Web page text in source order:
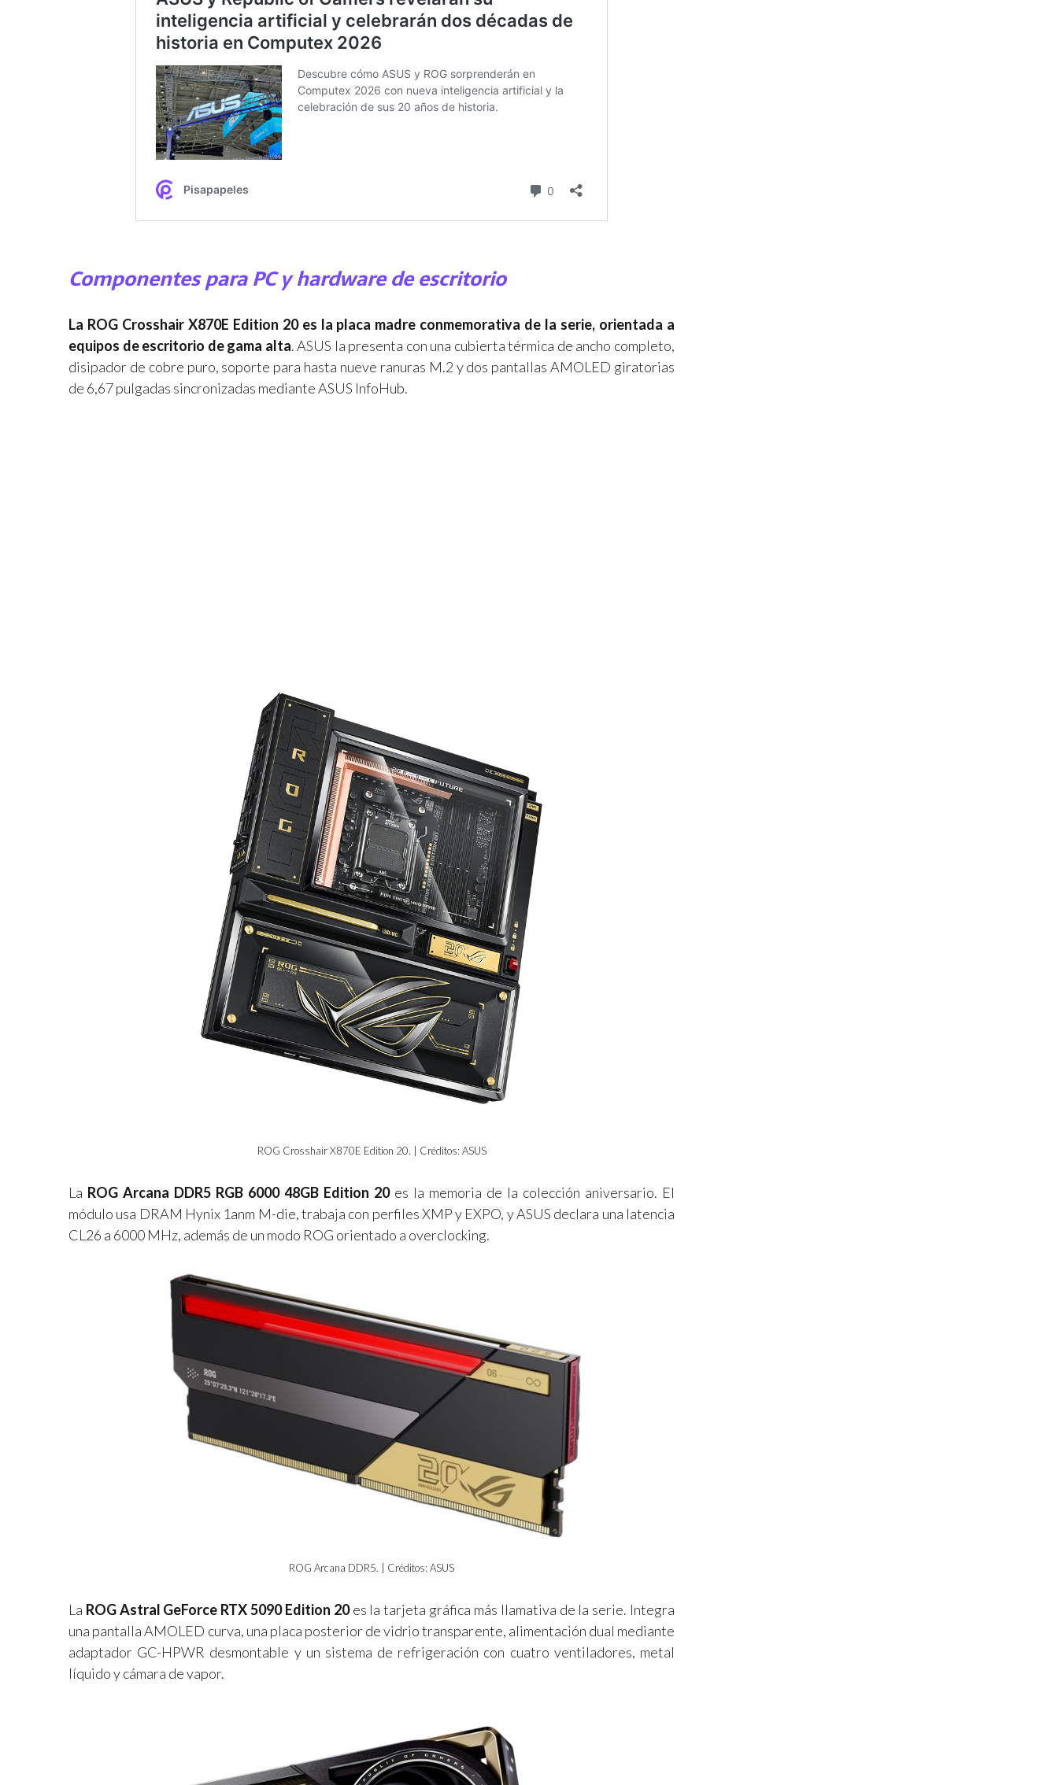
Componentes para PC y hardware de escritorio
La ROG Crosshair X870E Edition 20 es la placa madre conmemorativa de la serie, orientada a
equipos de escritorio de gama alta. ASUS la presenta con una cubierta térmica de ancho completo,
disipador de cobre puro, soporte para hasta nueve ranuras M.2 y dos pantallas AMOLED giratorias
de 6,67 pulgadas sincronizadas mediante ASUS InfoHub.
ROG Crosshair X870E Edition 20. | Créditos: ASUS
La ROG Arcana DDR5 RGB 6000 48GB Edition 20es la memoria de la colección aniversario. El
módulo usa DRAM Hynix 1anm M-die, trabaja con perfiles XMP y EXPO, y ASUS declara una latencia
CL26 a 6000 MHz, además de un modo ROG orientado a overclocking.
ROG Arcana DDR5. | Créditos: ASUS
La ROG Astral GeForce RTX 5090 Edition 20es la tarjeta gráfica más llamativa de la serie. Integra
una pantalla AMOLED curva, una placa posterior de vidrio transparente, alimentación dual mediante
adaptador GC-HPWR desmontable y un sistema de refrigeración con cuatro ventiladores, metal
líquido y cámara de vapor.